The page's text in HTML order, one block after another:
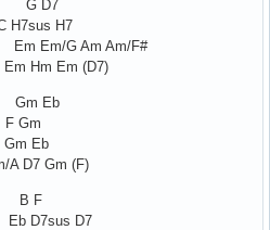
G D7
H7
Em/G Am Am/F#
Hm Em (D7)
Gm Eb
Gm
Eb
Gm (F)
B F
D7sus D7